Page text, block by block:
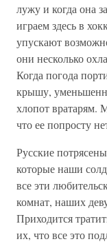
лужу и когда она
играем здесь в
упускают
они несколько
Когда погода
крышу,
хлопот вратарям.
что ее попросту
Русские
которые наши
все эти
комнат, наших
Приходится
их, что все это